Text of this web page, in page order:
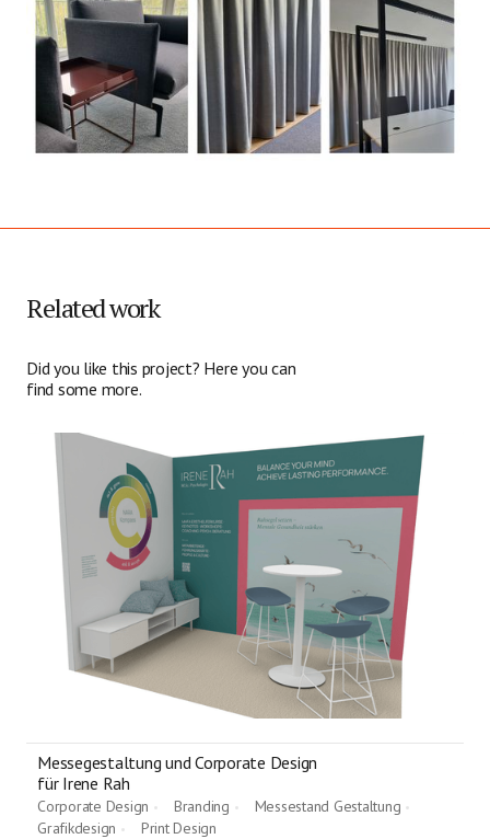
Related work
Did you like this project? Here you can
find some more.
Messegestaltung und Corporate Design
für Irene Rah
Corporate Design • Branding • Messestand Gestaltung •
Grafikdesign • Print Design